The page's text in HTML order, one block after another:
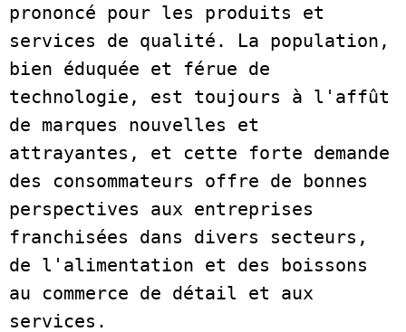
prononcé pour les produits et
services de qualité. La population,
bien éduquée et férue de
technologie, est toujours à l'affût
de marques nouvelles et
attrayantes, et cette forte demande
des consommateurs offre de bonnes
perspectives aux entreprises
franchisées dans divers secteurs,
de l'alimentation et des boissons
au commerce de détail et aux
services.